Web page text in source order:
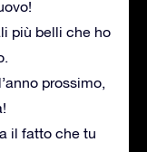
più belli che ho
prossimo,
il fatto che tu